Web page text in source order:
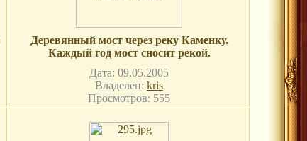
Деревянный мост через реку Каменку.
Каждый год мост сносит рекой.
Дата: 09.05.2005
Владелец: kris
Просмотров: 555